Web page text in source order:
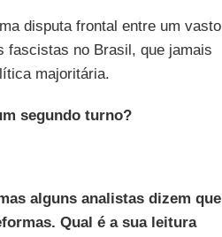
disputa frontal entre um vasto
fascistas no Brasil, que jamais
majoritária.
segundo turno?
alguns analistas dizem que
Qual é a sua leitura